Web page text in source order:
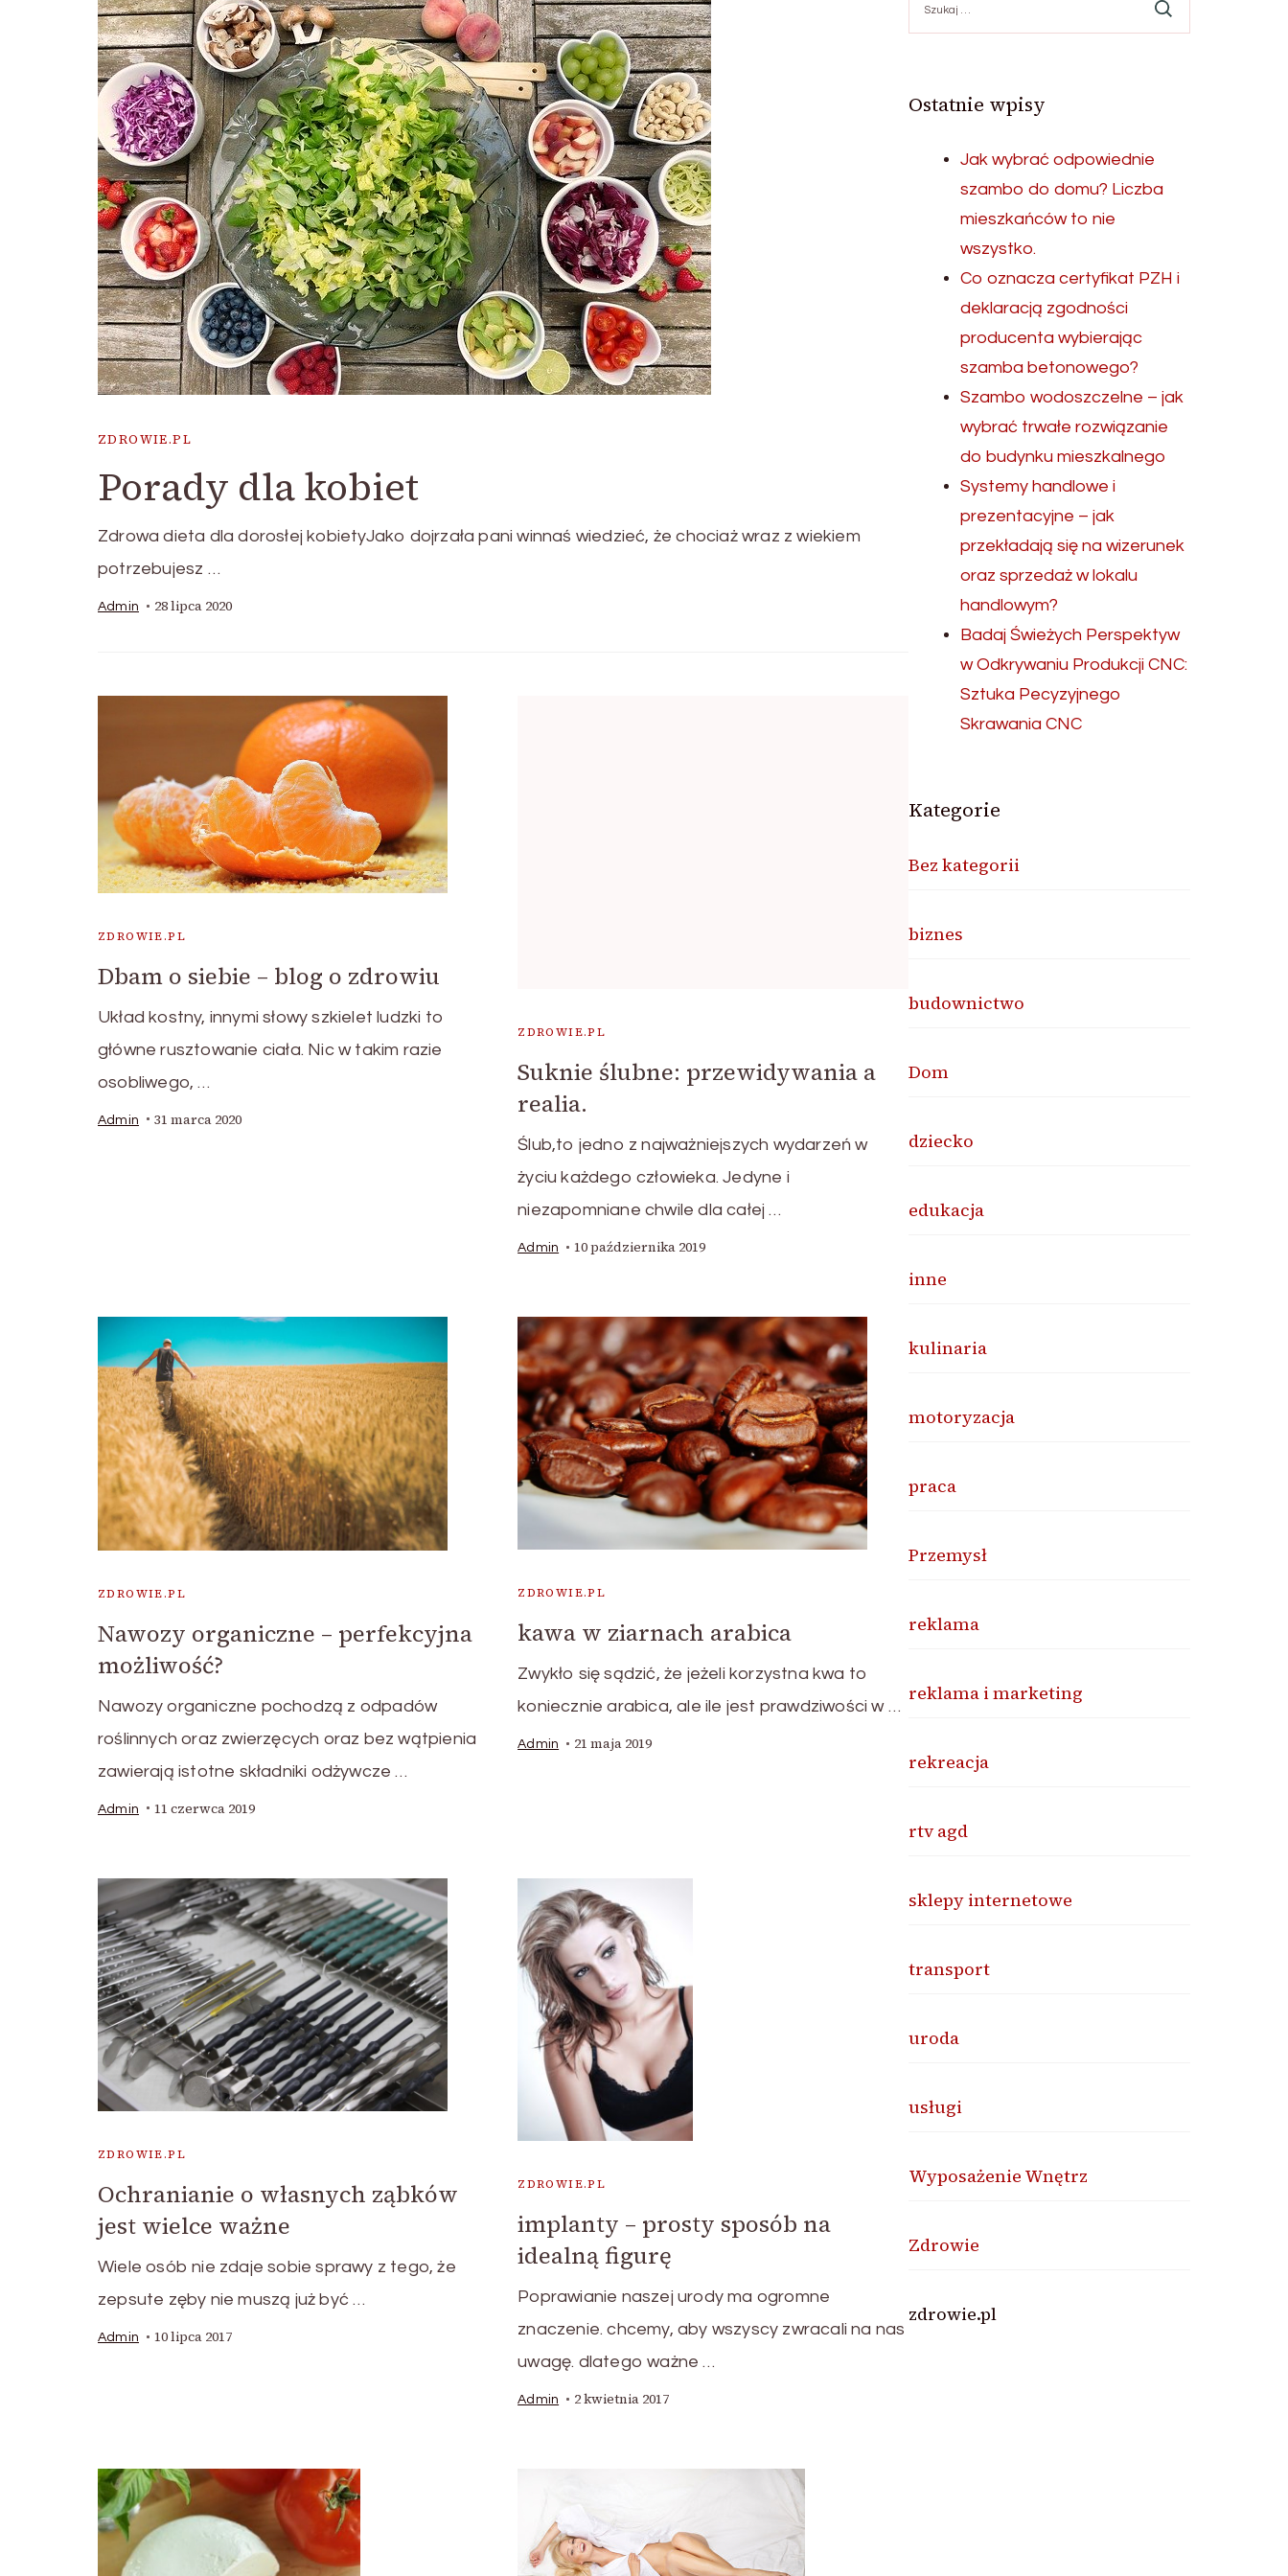
ZDROWIE.PL
Porady dla kobiet
Zdrowa dieta dla dorosłej kobietyJako dojrzała pani winnaś wiedzieć, że chociaż wraz z wiekiem
potrzebujesz …
Admin 28 lipca 2020
ZDROWIE.PL
Dbam o siebie – blog o zdrowiu
Układ kostny, innymi słowy szkielet ludzki to
główne rusztowanie ciała. Nic w takim razie
osobliwego, …
Admin 31 marca 2020
ZDROWIE.PL
Suknie ślubne: przewidywania a
realia.
Ślub,to jedno z najważniejszych wydarzeń w
życiu każdego człowieka. Jedyne i
niezapomniane chwile dla całej …
Admin 10 października 2019
ZDROWIE.PL
Nawozy organiczne – perfekcyjna
możliwość?
Nawozy organiczne pochodzą z odpadów
roślinnych oraz zwierzęcych oraz bez wątpienia
zawierają istotne składniki odżywcze …
Admin 11 czerwca 2019
ZDROWIE.PL
kawa w ziarnach arabica
Zwykło się sądzić, że jeżeli korzystna kwa to
koniecznie arabica, ale ile jest prawdziwości w …
Admin 21 maja 2019
ZDROWIE.PL
Ochranianie o własnych ząbków
jest wielce ważne
Wiele osób nie zdaje sobie sprawy z tego, że
zepsute zęby nie muszą już być …
Admin 10 lipca 2017
ZDROWIE.PL
implanty – prosty sposób na
idealną figurę
Poprawianie naszej urody ma ogromne
znaczenie. chcemy, aby wszyscy zwracali na nas
uwagę. dlatego ważne …
Admin 2 kwietnia 2017
Ostatnie wpisy
Jak wybrać odpowiednie
szambo do domu? Liczba
mieszkańców to nie
wszystko.
Co oznacza certyfikat PZH i
deklaracją zgodności
producenta wybierając
szamba betonowego?
Szambo wodoszczelne – jak
wybrać trwałe rozwiązanie
do budynku mieszkalnego
Systemy handlowe i
prezentacyjne – jak
przekładają się na wizerunek
oraz sprzedaż w lokalu
handlowym?
Badaj Świeżych Perspektyw
w Odkrywaniu Produkcji CNC:
Sztuka Pecyzyjnego
Skrawania CNC
Kategorie
Bez kategorii
biznes
budownictwo
Dom
dziecko
edukacja
inne
kulinaria
motoryzacja
praca
Przemysł
reklama
reklama i marketing
rekreacja
rtv agd
sklepy internetowe
transport
uroda
usługi
Wyposażenie Wnętrz
Zdrowie
zdrowie.pl